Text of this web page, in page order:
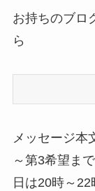
お持ちのブロ
ら
メッセージ本
～第3希望ま
日は20時～